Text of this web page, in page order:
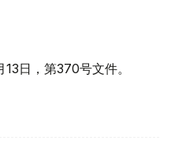
日，第370号文件。